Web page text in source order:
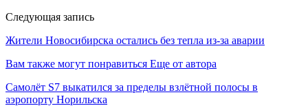
Следующая запись
Жители Новосибирска остались без тепла из-за аварии
Вам также могут понравиться Еще от автора
Самолёт S7 выкатился за пределы взлётной полосы в
аэропорту Норильска